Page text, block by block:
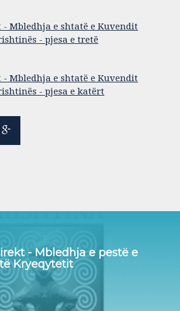
Mbledhja e shtatë e Kuvendit
- pjesa e tretë
Mbledhja e shtatë e Kuvendit
- pjesa e katërt
- Mbledhja e pestë e
Kryeqytetit